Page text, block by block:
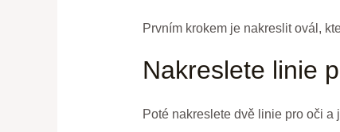
Prvním krokem je nakreslit ovál,
Nakreslete linie
Poté nakreslete dvě linie pro oči a